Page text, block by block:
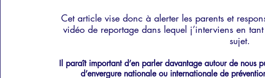
Cet article vise donc à alerter les parents et
vidéo de reportage dans lequel j’interviens en
sujet.
Il paraît important d’en parler davantage autour de nous
d’envergure nationale ou internationale de